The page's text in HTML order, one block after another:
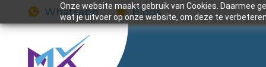
Onze website maakt gebruik van Cookies. Daarmee
wat je uitvoer op onze website, om deze te
Whatsapp Blogs